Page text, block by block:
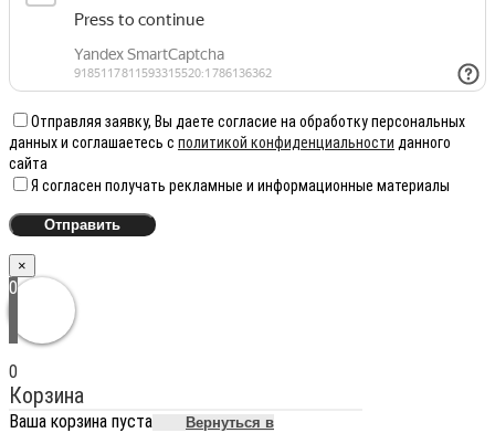
Отправляя заявку, Вы даете согласие на обработку персональных
данных и соглашаетесь с политикой конфиденциальности данного
сайта
Я согласен получать рекламные и информационные материалы
×
0
0
Корзина
Ваша корзина пуста
Вернуться в